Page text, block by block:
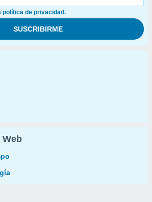
política de privacidad.
Web